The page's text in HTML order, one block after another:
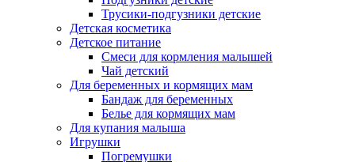
Трусики-подгузники детские
Детская косметика
Детское питание
Смеси для кормления малышей
Чай детский
Для беременных и кормящих мам
Бандаж для беременных
Белье для кормящих мам
Для купания малыша
Игрушки
Погремушки